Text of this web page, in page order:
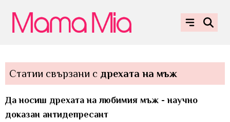
Статии свързани с дрехата на мъж
Да носиш дрехата на любимия мъж - научно
доказан антидепресант